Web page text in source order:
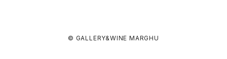
© GALLERY&WINE MARGHU